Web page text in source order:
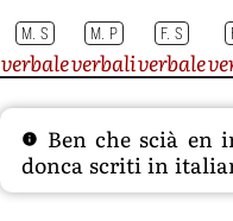
M. S M. P F. S
verbaleverbaliverbale
Ben che scià en
donca scriti in